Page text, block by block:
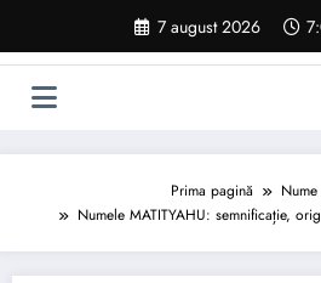
conținut
7 august 2026
Prima pagină
Numele MATITYAHU: semnificație,